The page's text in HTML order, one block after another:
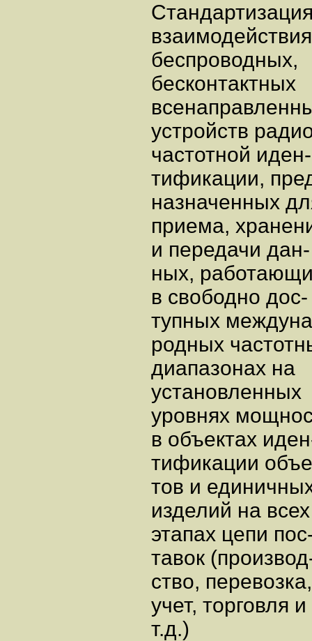
беспроводных,
бесконтактных
устройств
частотной иден-
тификации,
назначенных
приема,
и передачи дан-
ных,
в свободно дос-
тупных
родных
диапазонах на
установленных
уровнях
в объектах
тификации
тов и
изделий на всех
этапах цепи
тавок
ство, перевозка,
учет, торговля и
т.д.)